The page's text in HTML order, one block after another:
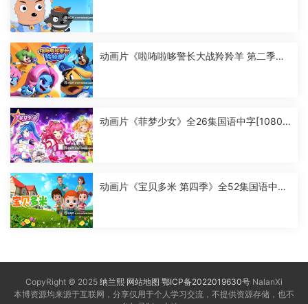
动画片《啦咘啦哆警长大战羚羚羊 第二季》
动画片《菲梦少女》全26集国语中字[1080
动画片《宝贝多米 第四季》全52集国语中字
CopyRight © 2025 纳兰熙 网站地图 鄂ICP备2022019630号 NalanXi
本博资源均来源于互联网，分享仅用于个人学习交流，不提供资源存储，也不